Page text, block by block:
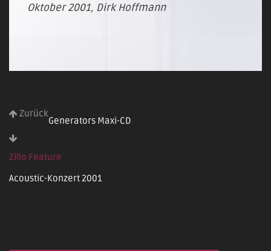
Oktober 2001, Dirk Hoffmann
Zurück
Generators Maxi-CD
Zillo Feature
Acoustic-Konzert 2001